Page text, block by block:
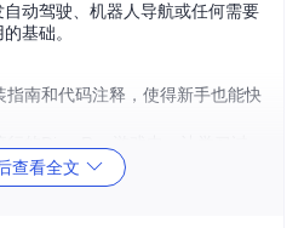
动驾驶、机器人导航或任何需要
基础。
指南和代码注释，使得新手也能快
型不依赖的强化学习，能够适应不
查看全文